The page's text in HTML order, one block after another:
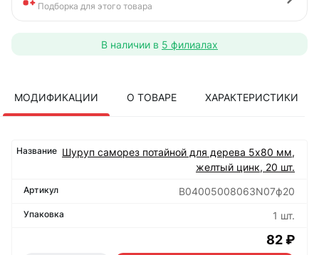
Подборка для этого товара
В наличии в 5 филиалах
МОДИФИКАЦИИ О ТОВАРЕ ХАРАКТЕРИСТИКИ
Шуруп саморез потайной для дерева 5х80 мм,
желтый цинк, 20 шт.
B04005008063N07ф20
1 шт.
82 ₽